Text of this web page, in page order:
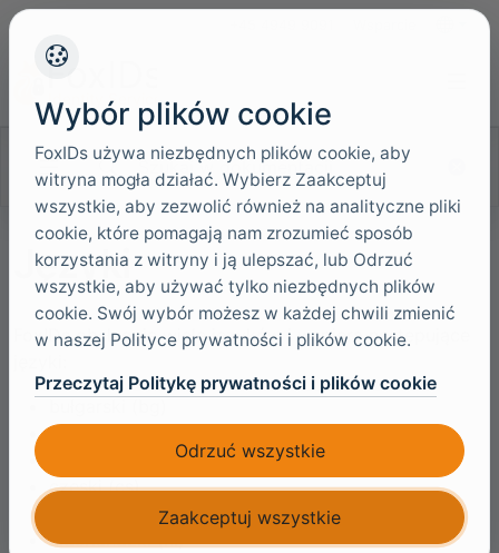
Szukaj w dokumentacji
Języki
FoxIDs obsługuje wiele języków i wspiera następujące
kataloński (ca)
czeski (cs)
niderlandzki (nl)
Wybór plików cookie
FoxIDs używa niezbędnych plików cookie, aby
witryna mogła działać. Wybierz Zaakceptuj
wszystkie, aby zezwolić również na analityczne pliki
cookie, które pomagają nam zrozumieć sposób
korzystania z witryny i ją ulepszać, lub Odrzuć
wszystkie, aby używać tylko niezbędnych plików
cookie. Swój wybór możesz w każdej chwili zmienić
w naszej Polityce prywatności i plików cookie.
Przeczytaj Politykę prywatności i plików cookie
Odrzuć wszystkie
Zaakceptuj wszystkie